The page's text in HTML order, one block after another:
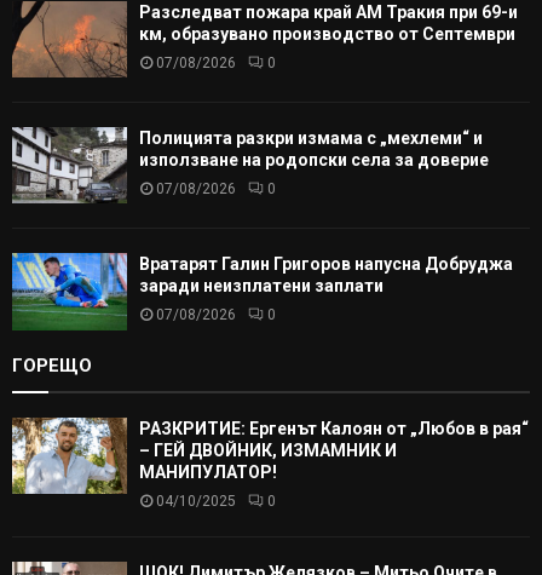
Разследват пожара край АМ Тракия при 69-и
км, образувано производство от Септември
07/08/2026 0
Полицията разкри измама с „мехлеми“ и
използване на родопски села за доверие
07/08/2026 0
Вратарят Галин Григоров напусна Добруджа
заради неизплатени заплати
07/08/2026 0
ГОРЕЩО
РАЗКРИТИЕ: Ергенът Калоян от „Любов в рая“
– ГЕЙ ДВОЙНИК, ИЗМАМНИК И
МАНИПУЛАТОР!
04/10/2025 0